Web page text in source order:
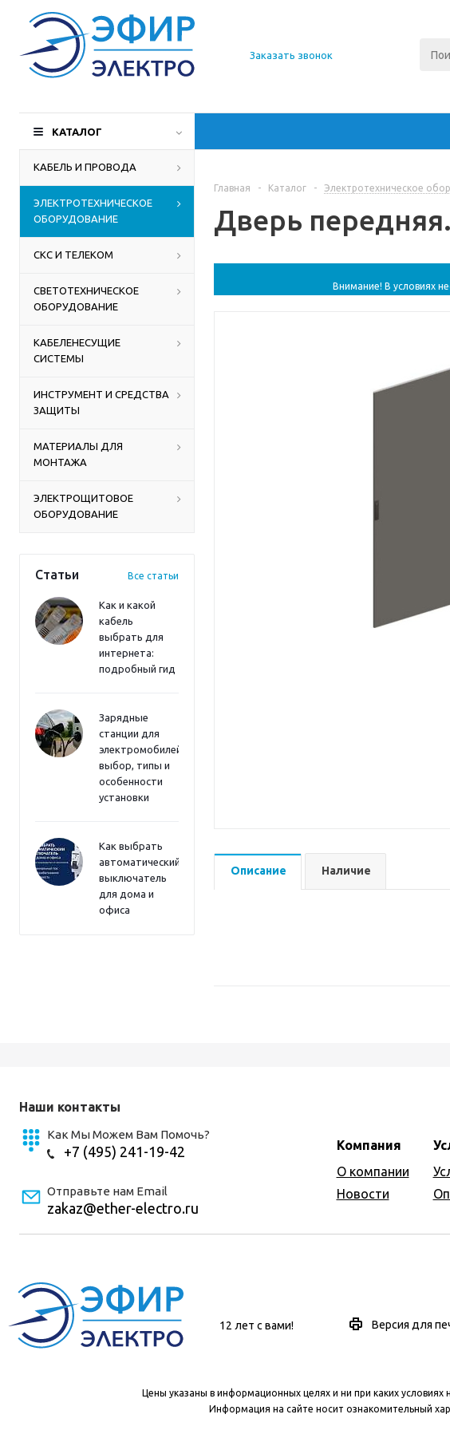
О компании
Доставка
Производители
Контакты
Заказать звонок
КАТАЛОГ
КАБЕЛЬ И ПРОВОДА
ЭЛЕКТРОТЕХНИЧЕСКОЕ
ОБОРУДОВАНИЕ
СКС И ТЕЛЕКОМ
СВЕТОТЕХНИЧЕСКОЕ
ОБОРУДОВАНИЕ
КАБЕЛЕНЕСУЩИЕ
СИСТЕМЫ
ИНСТРУМЕНТ И СРЕДСТВА
ЗАЩИТЫ
МАТЕРИАЛЫ ДЛЯ
МОНТАЖА
ЭЛЕКТРОЩИТОВОЕ
ОБОРУДОВАНИЕ
Статьи Все статьи
Как и какой
кабель
выбрать для
интернета:
подробный гид
Зарядные
станции для
электромобилей:
выбор, типы и
особенности
установки
Как выбрать
автоматический
выключатель
для дома и
офиса
Главная - Каталог - Электротехническое
Дверь
Внимание! В условиях
Описание Наличие
Наши контакты
Как Мы Можем Вам Помочь?
+7 (495) 241-19-42
Отправьте нам Email
zakaz@ether-electro.ru
Компания
О компании
Новости
12 лет с вами! Версия для
Цены указаны в информационных целях и ни при каких
Информация на сайте носит ознакомительный